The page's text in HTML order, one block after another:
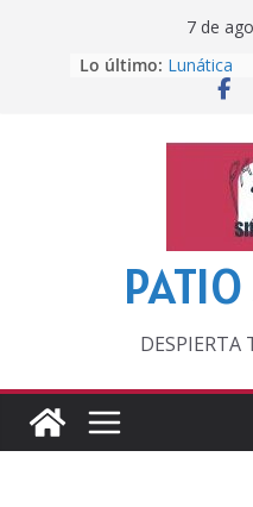
7 de
Lo último: Lunática
Pero,
‘La broma
lecturas
Otra del
DESPIERTA